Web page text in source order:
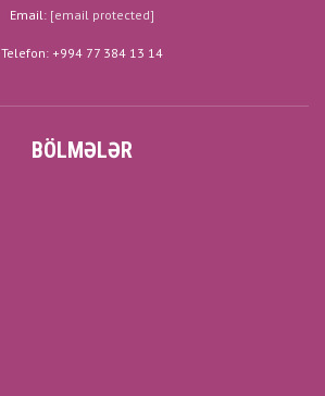
Email: [email protected]
Telefon: +994 77 384 13 14
BÖLMƏLƏR